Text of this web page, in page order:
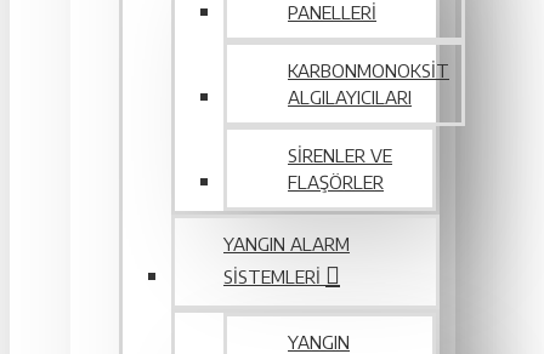
PANELLERI
KARBONMONOKSIT
ALGILAYICILARI
SIRENLER VE
FLAŞÖRLER
YANGIN ALARM
SISTEMLERI
YANGIN